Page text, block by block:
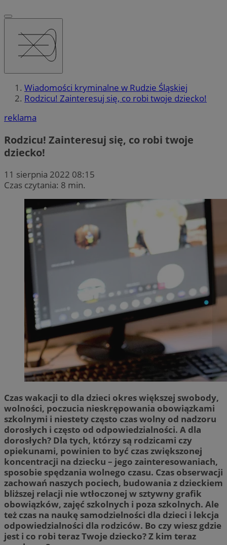
Wiadomości kryminalne w Rudzie Śląskiej
Rodzicu! Zainteresuj się, co robi twoje dziecko!
reklama
Rodzicu! Zainteresuj się, co robi twoje
dziecko!
11 sierpnia 2022 08:15
Czas czytania: 8 min.
Czas wakacji to dla dzieci okres większej swobody,
wolności, poczucia nieskrępowania obowiązkami
szkolnymi i niestety często czas wolny od nadzoru
dorosłych i często od odpowiedzialności. A dla
dorosłych? Dla tych, którzy są rodzicami czy
opiekunami, powinien to być czas zwiększonej
koncentracji na dziecku – jego zainteresowaniach,
sposobie spędzania wolnego czasu. Czas obserwacji
zachowań naszych pociech, budowania z dzieckiem
bliższej relacji nie wtłoczonej w sztywny grafik
obowiązków, zajęć szkolnych i poza szkolnych. Ale
też czas na naukę samodzielności dla dzieci i lekcja
odpowiedzialności dla rodziców. Bo czy wiesz gdzie
jest i co robi teraz Twoje dziecko? Z kim teraz